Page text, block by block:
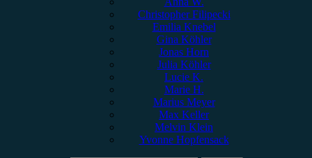
Christopher Filipecki
Emilia Knebel
Gina Köhler
Jonas Horn
Julia Köhler
Lucie K.
Marie H.
Marius Meyer
Max Keller
Melvin Klein
Yvonne Hopfensack